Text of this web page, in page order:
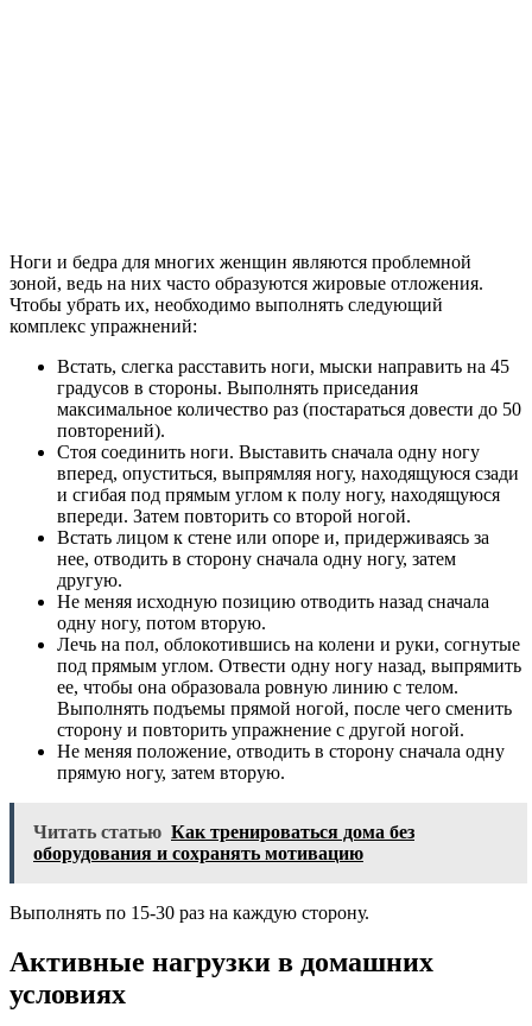
Ноги и бедра для многих женщин являются проблемной
зоной, ведь на них часто образуются жировые отложения.
Чтобы убрать их, необходимо выполнять следующий
комплекс упражнений:
Встать, слегка расставить ноги, мыски направить на 45
градусов в стороны. Выполнять приседания
максимальное количество раз (постараться довести до 50
повторений).
Стоя соединить ноги. Выставить сначала одну ногу
вперед, опуститься, выпрямляя ногу, находящуюся сзади
и сгибая под прямым углом к полу ногу, находящуюся
впереди. Затем повторить со второй ногой.
Встать лицом к стене или опоре и, придерживаясь за
нее, отводить в сторону сначала одну ногу, затем
другую.
Не меняя исходную позицию отводить назад сначала
одну ногу, потом вторую.
Лечь на пол, облокотившись на колени и руки, согнутые
под прямым углом. Отвести одну ногу назад, выпрямить
ее, чтобы она образовала ровную линию с телом.
Выполнять подъемы прямой ногой, после чего сменить
сторону и повторить упражнение с другой ногой.
Не меняя положение, отводить в сторону сначала одну
прямую ногу, затем вторую.
Читать статью Как тренироваться дома без
оборудования и сохранять мотивацию
Выполнять по 15-30 раз на каждую сторону.
Активные нагрузки в домашних
условиях